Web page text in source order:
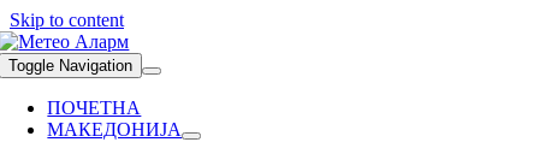
Skip to content
Toggle Navigation
ПОЧЕТНА
МАКЕДОНИЈА